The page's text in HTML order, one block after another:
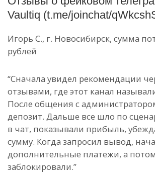
Vaultiq (t.me/joinchat/
Игорь С., г. Новосибирск, сумма
рублей
“Сначала увидел рекомендации
отзывами, где этот канал
После общения с
депозит. Дальше все шло по
в чат, показывали прибыль,
сумму. Когда запросил вывод,
дополнительные платежи, а
заблокировали.”